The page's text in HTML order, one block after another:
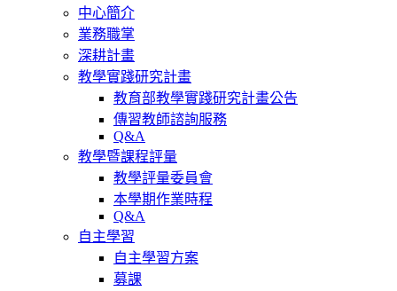
中心簡介
業務職掌
深耕計畫
教學實踐研究計畫
教育部教學實踐研究計畫公告
傳習教師諮詢服務
Q&A
教學暨課程評量
教學評量委員會
本學期作業時程
Q&A
自主學習
自主學習方案
募課